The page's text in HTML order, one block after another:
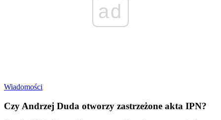
ad
Wiadomości
Czy Andrzej Duda otworzy zastrzeżone akta IPN?